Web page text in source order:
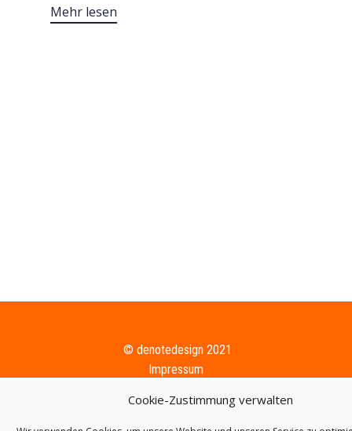
Cookie-Zustimmung verwalten
Mehr lesen
​© denotedesign 2021
Impressum
Da​tenschutzerklärung